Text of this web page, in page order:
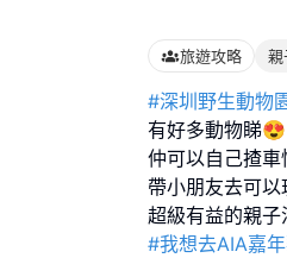
旅遊攻略 親
#深圳野生動物
有好多動物睇
仲可以自己揸車
帶小朋友去可以
#我想去AIA嘉